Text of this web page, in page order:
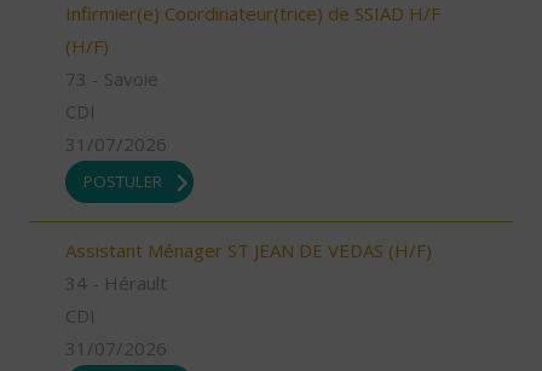
Infirmier(e) Coordinateur(trice) de SSIAD H/F
(H/F)
73 - Savoie
CDI
31/07/2026
POSTULER
Assistant Ménager ST JEAN DE VEDAS (H/F)
34 - Hérault
CDI
31/07/2026